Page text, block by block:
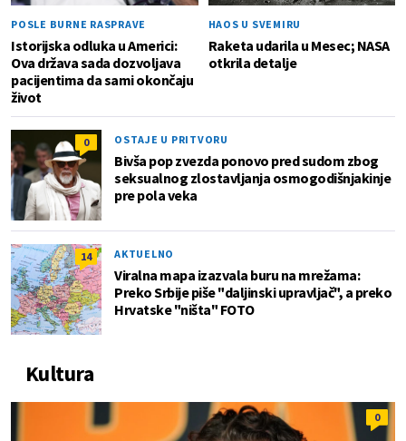
POSLE BURNE RASPRAVE
Istorijska odluka u Americi:
Ova država sada dozvoljava
pacijentima da sami okončaju
život
HAOS U SVEMIRU
Raketa udarila u Mesec; NASA
otkrila detalje
0 OSTAJE U PRITVORU
Bivša pop zvezda ponovo pred sudom zbog
seksualnog zlostavljanja osmogodišnjakinje
pre pola veka
14 AKTUELNO
Viralna mapa izazvala buru na mrežama:
Preko Srbije piše "daljinski upravljač", a preko
Hrvatske "ništa" FOTO
Kultura
0